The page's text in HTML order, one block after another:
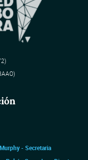
- Secretaria